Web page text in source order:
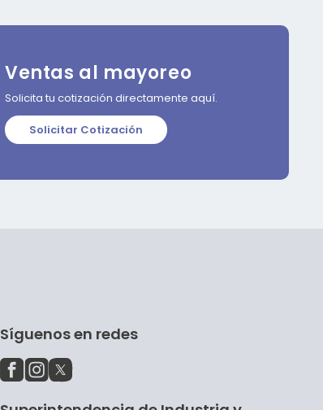
Ventas al mayoreo
Solicita tu cotización directamente aquí.
Solicitar Cotización
Síguenos en redes